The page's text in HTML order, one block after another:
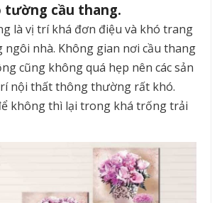
tường cầu thang.
là vị trí khá đơn điệu và khó trang
nhà. Không gian nơi cầu thang
cũng không quá hẹp nên các sản
nội thất thông thường rất khó.
không thì lại trong khá trống trải